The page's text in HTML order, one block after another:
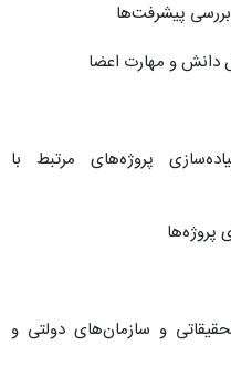
پیشرفت‌ها
دانش و مهارت اعضا
پروژه‌های مرتبط با
پروژه‌ها
و سازمان‌های دولتی و